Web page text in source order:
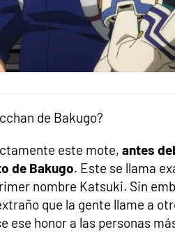
de Bakugo?
este mote, antes
de Bakugo. Este se llama
nombre Katsuki. Sin
que la gente llame a
ese honor a las personas